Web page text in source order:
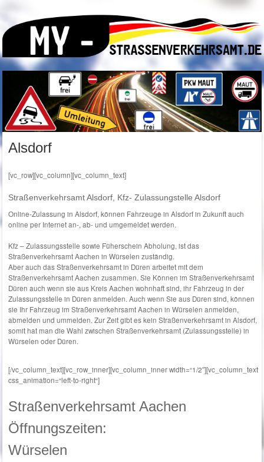
Alsdorf
[vc_row][vc_column][vc_column_text]
Straßenverkehrsamt Alsdorf, Kfz- Zulassungstelle Alsdorf
Online-Zulassung in Alsdorf, können Fahrzeuge in Alsdorf in Zukunft auch
online per Internet an-, ab- und umgemeldet werden.
Kfz – Zulassungsstelle sowie Füherschein Abholung, ist das
Straßenverkehrsamt Aachen in Würselen zuständig.
Aber auch das Straßenverkehrsamt in Düren arbeitet mit dem
Straßenverkehrsamt Aachen zusammen. Sie Können im Straßenverkehrsamt
Düren auch wenn sie aus Kreis Aachen wohnhaft sind, ihr Fahrzeug in der
Zulassungsstelle in Düren anmelden. Auch wenn Sie aus Düren sind, können
sie Ihr Fahrzeug im Straßenverkehrsamt Aachen in Würselen anmelden,
abmelden und ummelden. Zur Zeit gibt es kein Straßenverkehrsamt in Alsdorf,
somit hat man die Wahl zwischen Straßenverkehrsamt (Zulassungsstelle) in
Würselen oder Düren.
[/vc_column_text][vc_row_inner][vc_column_inner width=“1/2″][vc_column_text
css_animation=“left-to-right“]
Straßenverkehrsamt Aachen
Öffnungszeiten:
Würselen